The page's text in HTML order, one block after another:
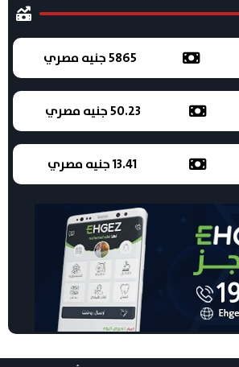
5865 جنيه مصري
50.23 جنيه مصري
13.41 جنيه مصري